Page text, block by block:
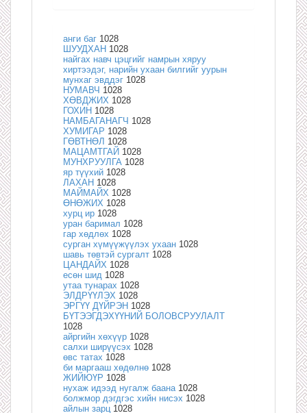
анги баг 1028
ШУУДХАН 1028
найгах навч цэцгийг намрын хяруу
хиртээдэг, нарийн ухаан билгийг уурын
мунхаг эвддэг 1028
НУМАВЧ 1028
ХӨВДЖИХ 1028
ГОХИН 1028
НАМБАГАНАГЧ 1028
ХУМИГАР 1028
ГӨВТНӨЛ 1028
МАЦАМТГАЙ 1028
МУНХРУУЛГА 1028
яр түүхий 1028
ЛАХАН 1028
МАЙМАЙХ 1028
ӨНӨЖИХ 1028
хурц ир 1028
уран баримал 1028
гар хөдлөх 1028
сурган хүмүүжүүлэх ухаан 1028
шавь төвтэй сургалт 1028
ЦАНДАЙХ 1028
есөн шид 1028
утаа тунарах 1028
ЭЛДРҮҮЛЭХ 1028
ЭРГҮҮ ДҮЙРЭН 1028
БҮТЭЭГДЭХҮҮНИЙ БОЛОВСРУУЛАЛТ
1028
айргийн хөхүүр 1028
салхи ширүүсэх 1028
өвс татах 1028
би маргааш хөдөлнө 1028
ЖИЙЮҮР 1028
нухаж идээд нугалж баана 1028
болжмор дэгдгэс хийн нисэх 1028
айлын зарц 1028